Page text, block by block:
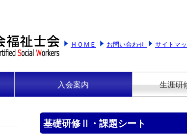
ＨＯＭＥ お問い合わせ サイトマ
入会案内 生涯研
基礎研修Ⅱ・課題シート